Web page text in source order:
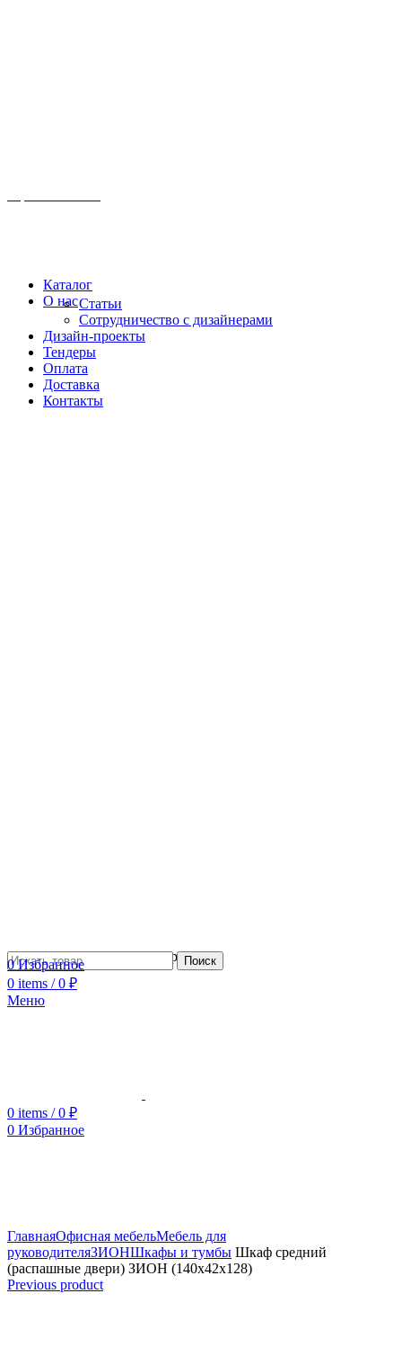
Каталог
О насСтатьи
Сотрудничество с дизайнерами
Дизайн-проекты
Тендеры
Оплата
Доставка
Контакты
Сотрудничество с дизайнерамиПоиск
0Избранное
0 items / 0 ₽
Меню
0 items / 0 ₽
0 Избранное
ГлавнаяОфисная мебельМебель для
руководителяЗИОНШкафы и тумбы Шкаф средний
(распашные двери) ЗИОН (140x42x128)
Previous product